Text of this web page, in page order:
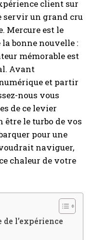
client sur
servir un grand cru
Mercure est le
bonne nouvelle :
mémorable est
Avant
et partir
nous vous
de ce levier
le turbo de vos
pour une
naviguer,
chaleur de votre
l’expérience